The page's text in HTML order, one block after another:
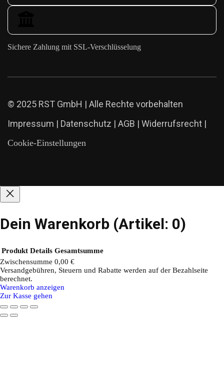
Sichere Zahlung mit SSL-Verschlüsselung
© 2025 RST GmbH | Alle Rechte vorbehalten
Impressum | Datenschutz | AGB | Widerrufsrecht |
Cookie-Einstellungen
Dein Warenkorb (Artikel: 0)
Produkte
im
Warenkorb
Produkt Details Gesamtsumme
Zwischensumme 0,00 €
Versandgebühren, Steuern und Rabatte werden auf der Bezahlseite
berechnet.
Warenkorb anzeigen
Zur Kasse gehen